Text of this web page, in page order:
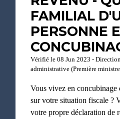
FAMILIAL
PERSONNE
Vérifié le 08 Jun 2023 -
administrative (Première
Vous vivez en concubinage
sur votre situation fiscale ?
votre propre déclaration de